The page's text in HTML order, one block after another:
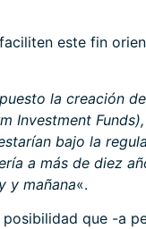
este fin
la creación
Investment
bajo la
a más de diez
y mañana«.
que -a